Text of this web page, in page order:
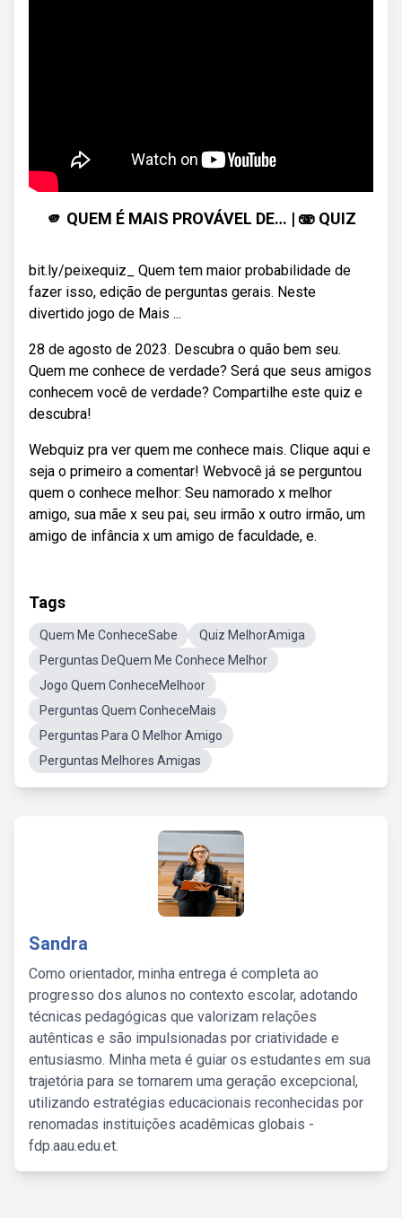
🫵 QUEM É MAIS PROVÁVEL DE… | 🫨 QUIZ
bit.ly/peixequiz_ Quem tem maior probabilidade de
fazer isso, edição de perguntas gerais. Neste
divertido jogo de Mais ...
28 de agosto de 2023. Descubra o quão bem seu.
Quem me conhece de verdade? Será que seus amigos
conhecem você de verdade? Compartilhe este quiz e
descubra!
Webquiz pra ver quem me conhece mais. Clique aqui e
seja o primeiro a comentar! Webvocê já se perguntou
quem o conhece melhor: Seu namorado x melhor
amigo, sua mãe x seu pai, seu irmão x outro irmão, um
amigo de infância x um amigo de faculdade, e.
Tags
Quem Me ConheceSabe
Quiz MelhorAmiga
Perguntas DeQuem Me Conhece Melhor
Jogo Quem ConheceMelhoor
Perguntas Quem ConheceMais
Perguntas Para O Melhor Amigo
Perguntas Melhores Amigas
Sandra
Como orientador, minha entrega é completa ao
progresso dos alunos no contexto escolar, adotando
técnicas pedagógicas que valorizam relações
autênticas e são impulsionadas por criatividade e
entusiasmo. Minha meta é guiar os estudantes em sua
trajetória para se tornarem uma geração excepcional,
utilizando estratégias educacionais reconhecidas por
renomadas instituições acadêmicas globais -
fdp.aau.edu.et.